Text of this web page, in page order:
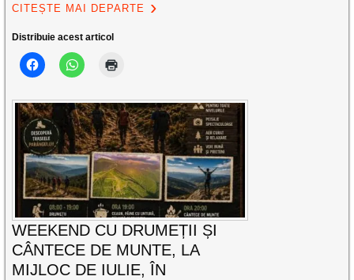
CITEȘTE MAI DEPARTE
Distribuie acest articol
WEEKEND CU DRUMEȚII ȘI
CÂNTECE DE MUNTE, LA
MIJLOC DE IULIE, ÎN